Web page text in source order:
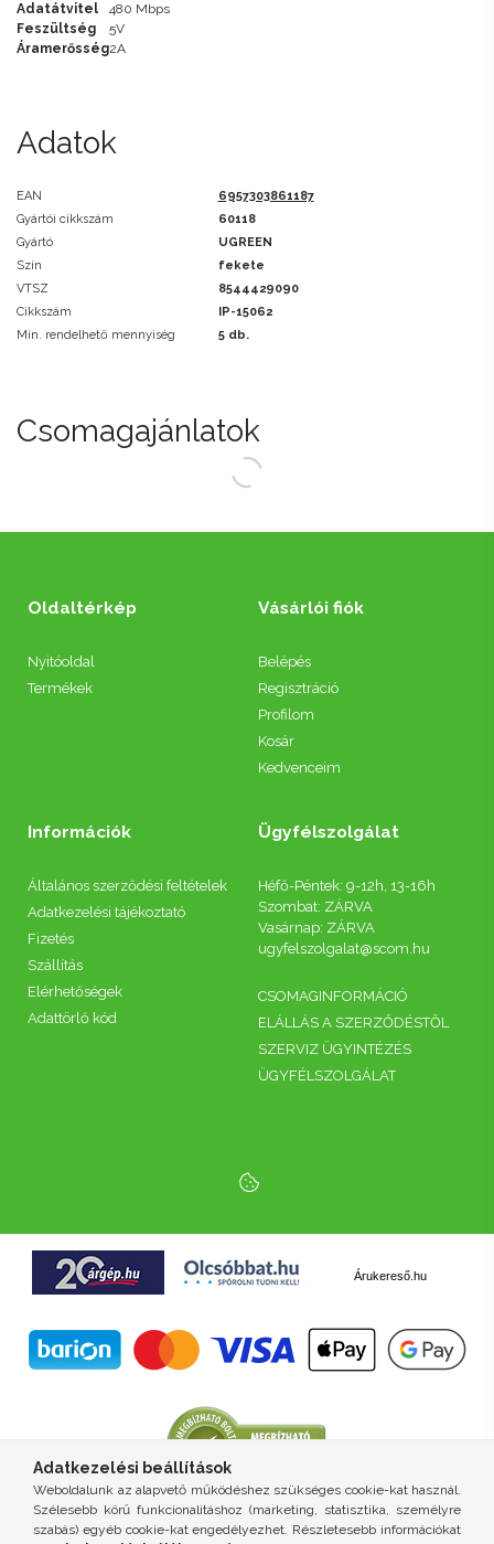
Adatátvitel
480 Mbps
Feszültség
5V
Áramerősség2A
Adatok
EAN
6957303861187
Gyártói cikkszám
60118
Gyártó
UGREEN
Szín
fekete
VTSZ
8544429090
Cikkszám
IP-15062
Min. rendelhető mennyiség
5 db.
Csomagajánlatok
Oldaltérkép
Nyitóoldal
Termékek
Vásárlói fiók
Belépés
Regisztráció
Profilom
Kosár
Kedvenceim
Információk
Általános szerződési feltételek
Adatkezelési tájékoztató
Fizetés
Szállítás
Elérhetőségek
Adattörlő kód
Ügyfélszolgálat
Héfő-Péntek: 9-12h, 13-16h
Szombat: ZÁRVA
Vasárnap: ZÁRVA
ugyfelszolgalat@scom.hu
CSOMAGINFORMÁCIÓ
ELÁLLÁS A SZERZŐDÉSTŐL
SZERVIZ ÜGYINTÉZÉS
ÜGYFÉLSZOLGÁLAT
Árukereső.hu
Adatkezelési beállítások
Weboldalunk az alapvető működéshez szükséges cookie-kat használ.
Szélesebb körű funkcionalitáshoz (marketing, statisztika, személyre
szabás) egyéb cookie-kat engedélyezhet. Részletesebb információkat